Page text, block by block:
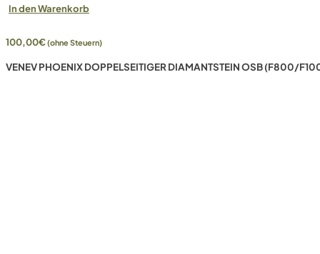
In den Warenkorb
100,00€(ohne Steuern)
VENEV PHOENIX DOPPELSEITIGER DIAMANTSTEIN OSB (F800/